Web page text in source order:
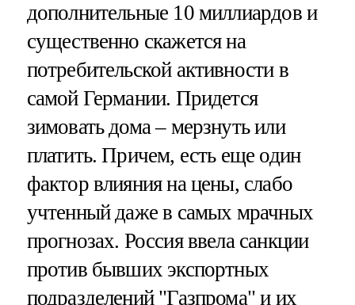
дополнительные 10 миллиардов и
существенно скажется на
потребительской активности в
самой Германии. Придется
зимовать дома – мерзнуть или
платить. Причем, есть еще один
фактор влияния на цены, слабо
учтенный даже в самых мрачных
прогнозах. Россия ввела санкции
против бывших экспортных
подразделений "Газпрома" и их